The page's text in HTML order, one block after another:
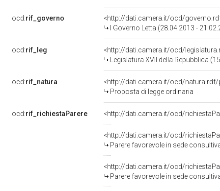
ocd:rif_governo
<http://dati.camera.it/ocd/
I Governo Letta (28.04.2013 -
ocd:rif_leg
<http://dati.camera.it/ocd/
Legislatura XVII della Repubblica
ocd:rif_natura
<http://dati.camera.it/ocd/natura.rdf/
Proposta di legge ordinaria
ocd:rif_richiestaParere <http://dati.camera.it/ocd/
<http://dati.camera.it/ocd/
Parere favorevole in sede
<http://dati.camera.it/ocd/
Parere favorevole in sede